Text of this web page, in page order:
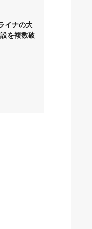
イナの大
を複数破